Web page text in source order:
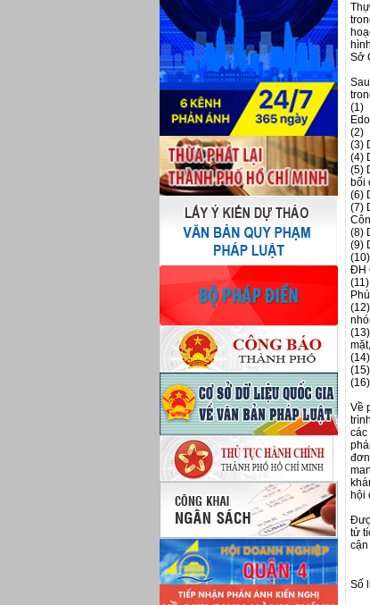
Sở
(1)
(2)
(3)
(4)
(5)
bối
(6)
(7)
(8)
(9)
ĐH
Về
các
hội
tử
cận
Số